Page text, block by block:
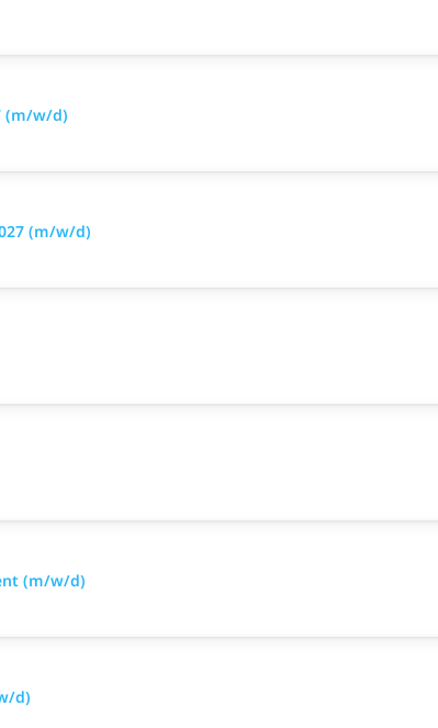
(m/w/d)
(m/w/d)
(m/w/d)
d)